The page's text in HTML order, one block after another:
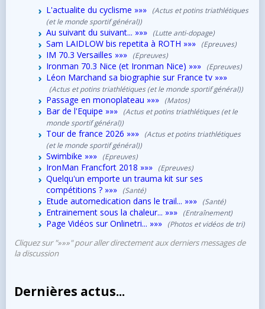
L'actualite du cyclisme »»»
(Actus et potins triathlétiques
(et le monde sportif général))
Au suivant du suivant... »»» (Lutte anti-dopage)
Sam LAIDLOW bis repetita à ROTH »»» (Epreuves)
IM 70.3 Versailles »»» (Epreuves)
Ironman 70.3 Nice (et Ironman Nice) »»» (Epreuves)
Léon Marchand sa biographie sur France tv »»»
(Actus et potins triathlétiques (et le monde sportif général))
Passage en monoplateau »»» (Matos)
Bar de l'Equipe »»»
(Actus et potins triathlétiques (et le
monde sportif général))
Tour de france 2026 »»»
(Actus et potins triathlétiques
(et le monde sportif général))
Swimbike »»» (Epreuves)
IronMan Francfort 2018 »»» (Epreuves)
Quelqu'un emporte un trauma kit sur ses
compétitions ? »»» (Santé)
Etude automedication dans le trail... »»» (Santé)
Entrainement sous la chaleur... »»» (Entraînement)
Page Vidéos sur Onlinetri... »»» (Photos et vidéos de tri)
Cliquez sur "»»»" pour aller directement aux derniers messages de
la discussion
Dernières actus...